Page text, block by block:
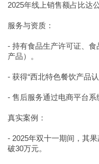
2025年线上销售额占比达
服务与资质：
- 持有食品生产许可证、
产品）。
- 获得“西北特色餐饮产品认
- 售后服务通过电商平台系
真实案例：
- 2025年双十一期间，其
破30万元。